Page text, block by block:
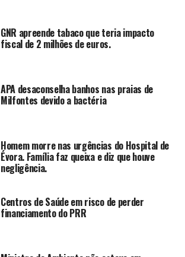
GNR apreende tabaco que teria impacto
fiscal de 2 milhões de euros.
APA desaconselha banhos nas praias de
Milfontes devido a bactéria
Homem morre nas urgências do Hospital de
Évora. Família faz queixa e diz que houve
negligência.
Centros de Saúde em risco de perder
financiamento do PRR